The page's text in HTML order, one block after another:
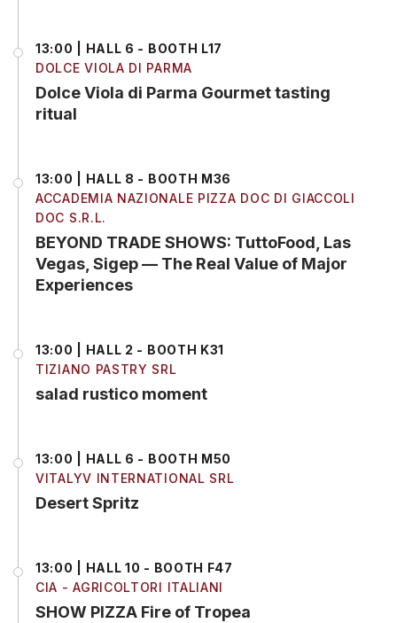
13:00 | HALL 6 - BOOTH L17
DOLCE VIOLA DI PARMA
Dolce Viola di Parma Gourmet tasting
ritual
13:00 | HALL 8 - BOOTH M36
ACCADEMIA NAZIONALE PIZZA DOC DI GIACCOLI
DOC S.R.L.
BEYOND TRADE SHOWS: TuttoFood, Las
Vegas, Sigep — The Real Value of Major
Experiences
13:00 | HALL 2 - BOOTH K31
TIZIANO PASTRY SRL
salad rustico moment
13:00 | HALL 6 - BOOTH M50
VITALYV INTERNATIONAL SRL
Desert Spritz
13:00 | HALL 10 - BOOTH F47
CIA - AGRICOLTORI ITALIANI
SHOW PIZZA Fire of Tropea